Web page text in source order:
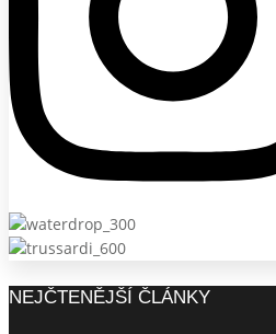
NEJČTENĚJŠÍ ČLÁNKY